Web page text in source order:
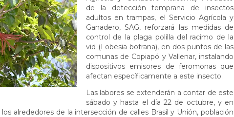
de la detección temprana de insectos
adultos en trampas, el Servicio Agrícola y
Ganadero, SAG, reforzará las medidas de
control de la plaga polilla del racimo de la
vid (Lobesia botrana), en dos puntos de las
comunas de Copiapó y Vallenar, instalando
dispositivos emisores de feromonas que
afectan específicamente a este insecto.
Las labores se extenderán a contar de este
sábado y hasta el día 22 de octubre, y en
alrededores de la intersección de calles Brasil y Unión, población